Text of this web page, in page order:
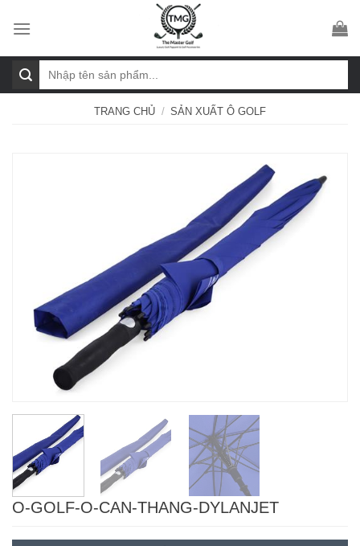
kiếm:
TRANG CHỦ / SẢN XUẤT Ô GOLF
O-GOLF-O-CAN-THANG-DYLANJET